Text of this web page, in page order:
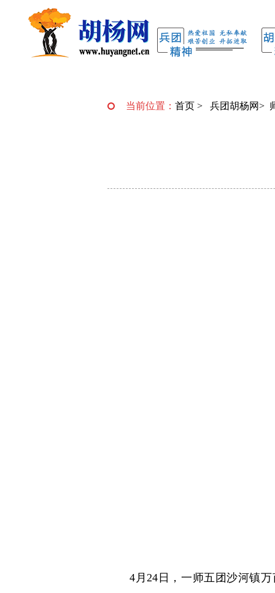
当前位置： 首页 > 兵团胡杨网>
4月24日，一师五团沙河镇